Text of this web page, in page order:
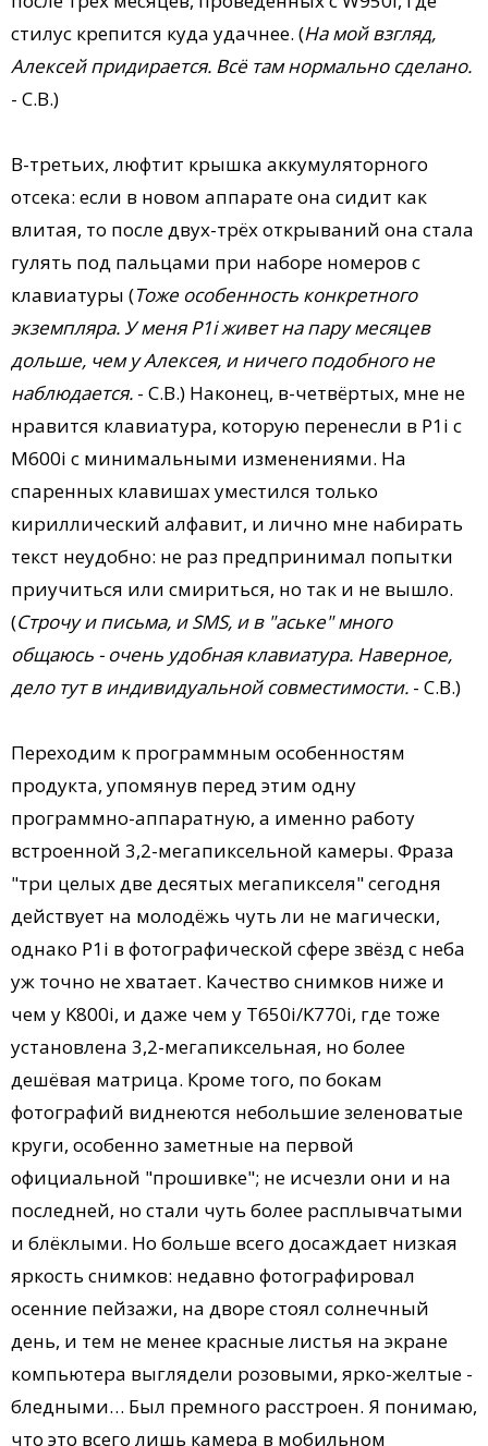
стилус крепится куда удачнее. (На мой взгляд,
Алексей придирается. Всё там нормально сделано.
- С.В.)
В-третьих, люфтит крышка аккумуляторного
отсека: если в новом аппарате она сидит как
влитая, то после двух-трёх открываний она стала
гулять под пальцами при наборе номеров с
клавиатуры (Тоже особенность конкретного
экземпляра. У меня P1i живет на пару месяцев
дольше, чем у Алексея, и ничего подобного не
наблюдается. - С.В.) Наконец, в-четвёртых, мне не
нравится клавиатура, которую перенесли в P1i с
M600i с минимальными изменениями. На
спаренных клавишах уместился только
кириллический алфавит, и лично мне набирать
текст неудобно: не раз предпринимал попытки
приучиться или смириться, но так и не вышло.
(Строчу и письма, и SMS, и в "аське" много
общаюсь - очень удобная клавиатура. Наверное,
дело тут в индивидуальной совместимости. - С.В.)
Переходим к программным особенностям
продукта, упомянув перед этим одну
программно-аппаратную, а именно работу
встроенной 3,2-мегапиксельной камеры. Фраза
"три целых две десятых мегапикселя" сегодня
действует на молодёжь чуть ли не магически,
однако P1i в фотографической сфере звёзд с неба
уж точно не хватает. Качество снимков ниже и
чем у K800i, и даже чем у T650i/K770i, где тоже
установлена 3,2-мегапиксельная, но более
дешёвая матрица. Кроме того, по бокам
фотографий виднеются небольшие зеленоватые
круги, особенно заметные на первой
официальной "прошивке"; не исчезли они и на
последней, но стали чуть более расплывчатыми
и блёклыми. Но больше всего досаждает низкая
яркость снимков: недавно фотографировал
осенние пейзажи, на дворе стоял солнечный
день, и тем не менее красные листья на экране
компьютера выглядели розовыми, ярко-желтые -
бледными… Был премного расстроен. Я понимаю,
что это всего лишь камера в мобильном